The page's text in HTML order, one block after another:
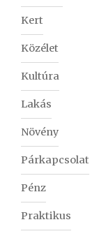
Kert
Közélet
Kultúra
Lakás
Növény
Párkapcsolat
Pénz
Praktikus